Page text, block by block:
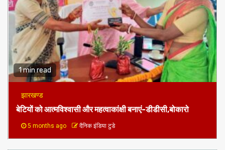
1 min read
झारखण्ड
बेटियों को आत्मविश्वासी और महत्वाकांक्षी बनाएं-डीडीसी,बोकारो
5 months ago दैनिक इंडिया टुडे